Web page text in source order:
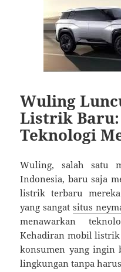
Wuling
Listrik
Teknologi
Wuling, salah satu
Indonesia, baru saja
listrik terbaru
yang sangatsitus
menawarkan
Kehadiran mobil
konsumen yang ingin
lingkungan tanpa